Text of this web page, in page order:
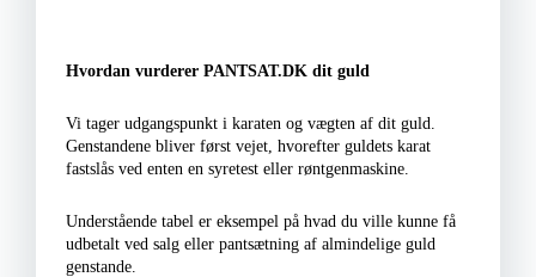
Hvordan vurderer PANTSAT.DK dit guld
Vi tager udgangspunkt i karaten og vægten af dit guld.
Genstandene bliver først vejet, hvorefter guldets karat
fastslås ved enten en syretest eller røntgenmaskine.
Understående tabel er eksempel på hvad du ville kunne få
udbetalt ved salg eller pantsætning af almindelige guld
genstande.